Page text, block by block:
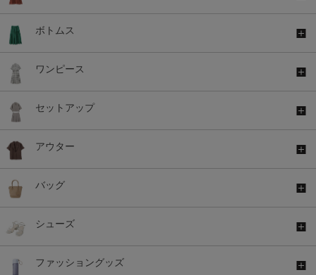
ボトムス
ワンピース
セットアップ
アウター
バッグ
シューズ
ファッショングッズ